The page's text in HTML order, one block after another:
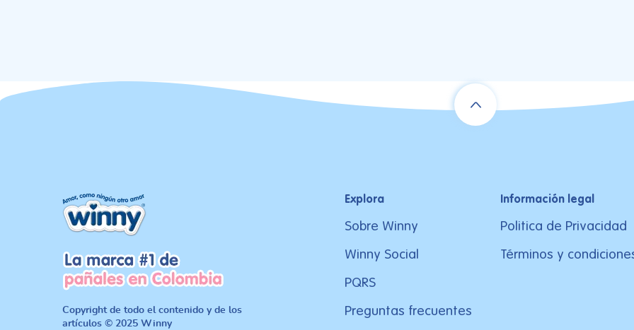
Copyright de todo el contenido y de los
artículos © 2025 Winny
Explora
Sobre Winny
Winny Social
PQRS
Preguntas frecuentes
Información legal
Politica de Privacidad
Términos y